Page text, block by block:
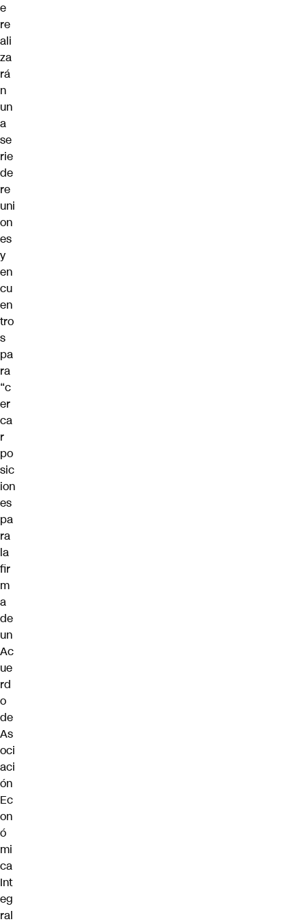
e
re
ali
za
rá
n
un
a
se
rie
de
re
uni
on
es
y
en
cu
en
tro
s
pa
ra
“c
er
ca
r
po
sic
ion
es
pa
ra
la
fir
m
a
de
un
Ac
ue
rd
o
de
As
oci
aci
ón
Ec
on
ó
mi
ca
Int
eg
ral